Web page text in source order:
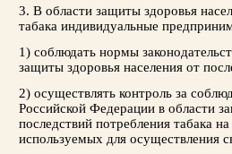
3. В области защиты здоровья
табака индивидуальные
1) соблюдать нормы
защиты здоровья населения от
2) осуществлять контроль за
Российской Федерации в области
последствий потребления табака
используемых для осуществления